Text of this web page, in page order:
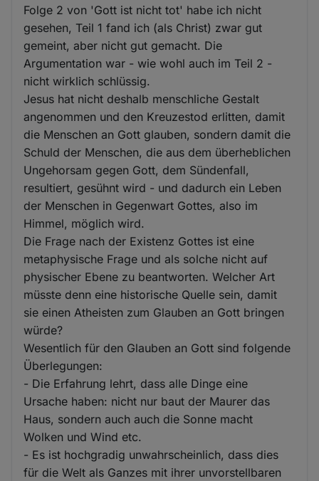
Folge 2 von 'Gott ist nicht tot' habe ich nicht
gesehen, Teil 1 fand ich (als Christ) zwar gut
gemeint, aber nicht gut gemacht. Die
Argumentation war - wie wohl auch im Teil 2 -
nicht wirklich schlüssig.
Jesus hat nicht deshalb menschliche Gestalt
angenommen und den Kreuzestod erlitten, damit
die Menschen an Gott glauben, sondern damit die
Schuld der Menschen, die aus dem überheblichen
Ungehorsam gegen Gott, dem Sündenfall,
resultiert, gesühnt wird - und dadurch ein Leben
der Menschen in Gegenwart Gottes, also im
Himmel, möglich wird.
Die Frage nach der Existenz Gottes ist eine
metaphysische Frage und als solche nicht auf
physischer Ebene zu beantworten. Welcher Art
müsste denn eine historische Quelle sein, damit
sie einen Atheisten zum Glauben an Gott bringen
würde?
Wesentlich für den Glauben an Gott sind folgende
Überlegungen:
- Die Erfahrung lehrt, dass alle Dinge eine
Ursache haben: nicht nur baut der Maurer das
Haus, sondern auch auch die Sonne macht
Wolken und Wind etc.
- Es ist hochgradig unwahrscheinlich, dass dies
für die Welt als Ganzes mit ihrer unvorstellbaren